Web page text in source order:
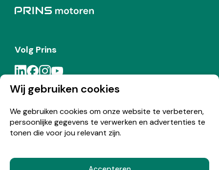
Wij gebruiken cookies
We gebruiken cookies om onze website te verbeteren,
persoonlijke gegevens te verwerken en advertenties te
tonen die voor jou relevant zijn.
Volg Prins
Meld je aan voor de Prins nieuwsbrief